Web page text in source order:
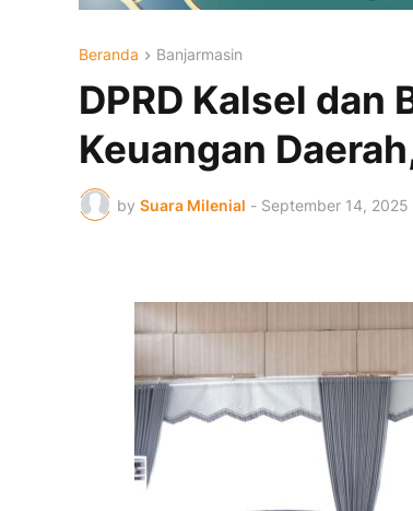
Beranda Banjarmasin
DPRD Kalsel dan
Keuangan
by Suara Milenial - September 14, 2025